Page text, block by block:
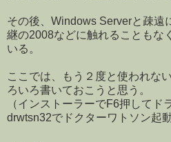
その後、Windows Serverと疎遠
継の2008などに触れることもな
いる。
ここでは、もう２度と使われな
ろいろ書いておこうと思う。
（インストーラーでF6押してド
drwtsn32でドクターワトソン起動